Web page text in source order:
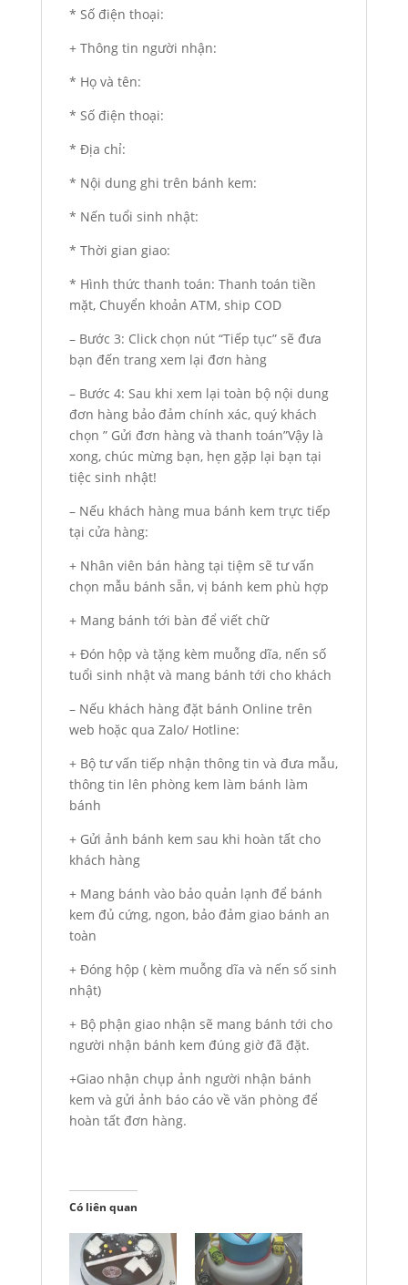
* Số điện thoại:
+ Thông tin người nhận:
* Họ và tên:
* Số điện thoại:
* Địa chỉ:
* Nội dung ghi trên bánh kem:
* Nến tuổi sinh nhật:
* Thời gian giao:
* Hình thức thanh toán: Thanh toán tiền
mặt, Chuyển khoản ATM, ship COD
– Bước 3: Click chọn nút “Tiếp tục” sẽ đưa
bạn đến trang xem lại đơn hàng
– Bước 4: Sau khi xem lại toàn bộ nội dung
đơn hàng bảo đảm chính xác, quý khách
chọn ” Gửi đơn hàng và thanh toán”Vậy là
xong, chúc mừng bạn, hẹn gặp lại bạn tại
tiệc sinh nhật!
– Nếu khách hàng mua bánh kem trực tiếp
tại cửa hàng:
+ Nhân viên bán hàng tại tiệm sẽ tư vấn
chọn mẫu bánh sẵn, vị bánh kem phù hợp
+ Mang bánh tới bàn để viết chữ
+ Đón hộp và tặng kèm muỗng dĩa, nến số
tuổi sinh nhật và mang bánh tới cho khách
– Nếu khách hàng đặt bánh Online trên
web hoặc qua Zalo/ Hotline:
+ Bộ tư vấn tiếp nhận thông tin và đưa mẫu,
thông tin lên phòng kem làm bánh làm
bánh
+ Gửi ảnh bánh kem sau khi hoàn tất cho
khách hàng
+ Mang bánh vào bảo quản lạnh để bánh
kem đủ cứng, ngon, bảo đảm giao bánh an
toàn
+ Đóng hộp ( kèm muỗng dĩa và nến số sinh
nhật)
+ Bộ phận giao nhận sẽ mang bánh tới cho
người nhận bánh kem đúng giờ đã đặt.
+Giao nhận chụp ảnh người nhận bánh
kem và gửi ảnh báo cáo về văn phòng để
hoàn tất đơn hàng.
Có liên quan